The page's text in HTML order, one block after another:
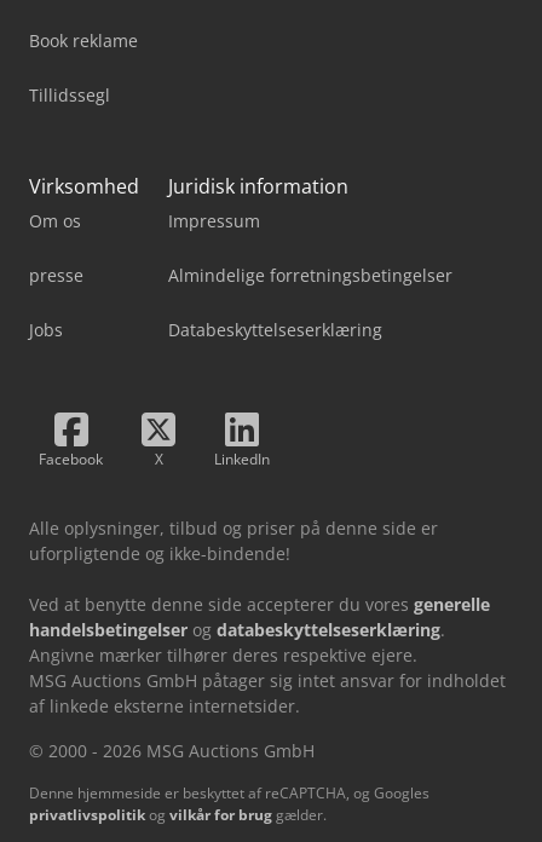
Book reklame
Tillidssegl
Virksomhed
Om os
presse
Jobs
Juridisk information
Impressum
Almindelige forretningsbetingelser
Databeskyttelseserklæring
Facebook X LinkedIn
Alle oplysninger, tilbud og priser på denne side er
uforpligtende og ikke-bindende!
Ved at benytte denne side accepterer du vores generelle
handelsbetingelser og databeskyttelseserklæring.
Angivne mærker tilhører deres respektive ejere.
MSG Auctions GmbH påtager sig intet ansvar for indholdet
af linkede eksterne internetsider.
© 2000 - 2026 MSG Auctions GmbH
Denne hjemmeside er beskyttet af reCAPTCHA, og Googles
privatlivspolitikog vilkår for brug gælder.